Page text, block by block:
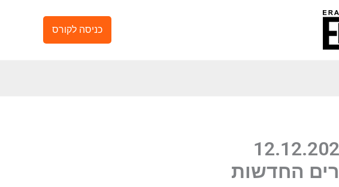
כניסה לקורס
– כנס בודקים פעילים 12.12.2022
החדשות